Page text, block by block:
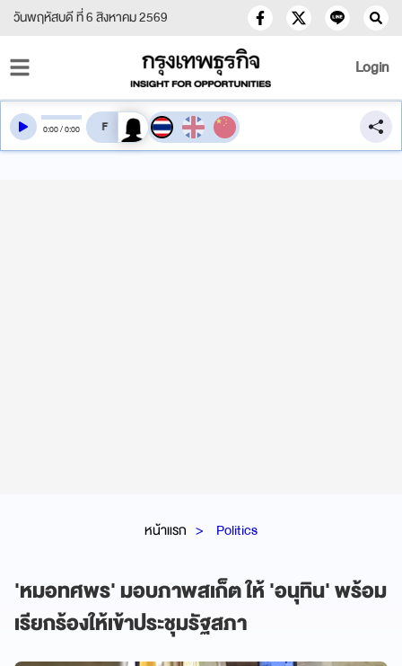
วันพฤหัสบดี ที่ 6 สิงหาคม 2569
Login
หน้าแรก Politics
'หมอทศพร' มอบภาพสเก็ต ให้ 'อนุทิน' พร้อม
เรียกร้องให้เข้าประชุมรัฐสภา
0:00/0:00 สลับเสียงอ่าน